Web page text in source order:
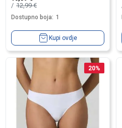
12,99€
Dostupno boja: 1
Kupi ovdje
20%